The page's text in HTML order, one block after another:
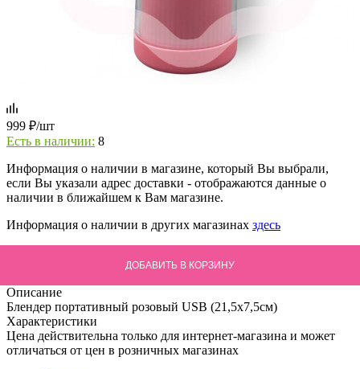
999 ₽/шт
Есть в наличии: 8
Информация о наличии в магазине, который Вы выбрали,
если Вы указали адрес доставки - отображаются данные о
наличии в ближайшем к Вам магазине.
Информация о наличии в других магазинах здесь
ДОБАВИТЬ В КОРЗИНУ
Описание
Блендер портативный розовый USB (21,5х7,5см)
Характеристики
Цена действительна только для интернет-магазина и может
отличаться от цен в розничных магазинах